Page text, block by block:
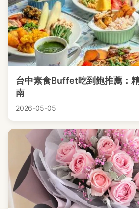
台中素食Buffet吃到飽推薦：
南
2026-05-05